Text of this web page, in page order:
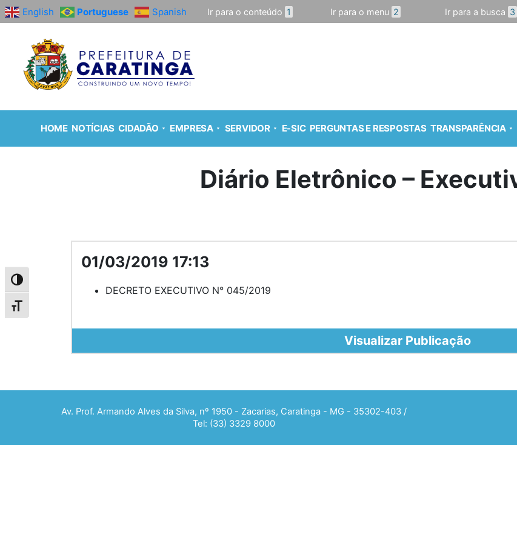
Alternar alto contraste
Alternar tamanho da fonte
English Portuguese Spanish Ir para o conteúdo 1 Ir para o menu 2 Ir para a busca 3
HOME NOTÍCIAS CIDADÃO EMPRESA SERVIDOR E-SIC PERGUNTAS E RESPOSTAS TRANSPARÊNCIA
Diário Eletrônico –
01/03/2019 17:13
DECRETO EXECUTIVO N° 045/2019
Visualizar Publicação
Av. Prof. Armando Alves da Silva, nº 1950 - Zacarias, Caratinga - MG - 35302-403 /
Tel: (33) 3329 8000